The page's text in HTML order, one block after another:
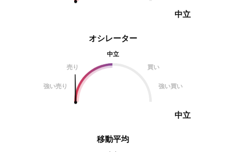
オシレーター
中立
売り
買い
強い売り 強い買い
中立
中立
移動平均